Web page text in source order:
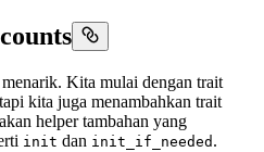
Kita mulai dengan trait
kita juga menambahkan trait
helper tambahan yang
init dan init_if_needed .